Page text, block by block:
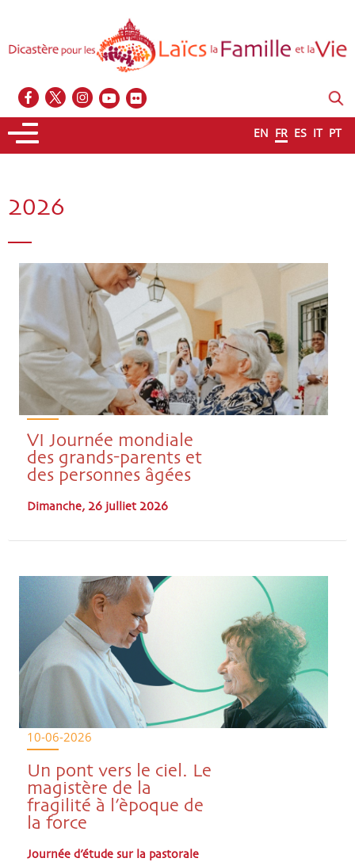
EN FR ES IT PT
2026
VI Journée mondiale
des grands-parents et
des personnes âgées
Dimanche, 26 julliet 2026
10-06-2026
Un pont vers le ciel. Le
magistère de la
fragilité à l’èpoque de
la force
Journée d’étude sur la pastorale